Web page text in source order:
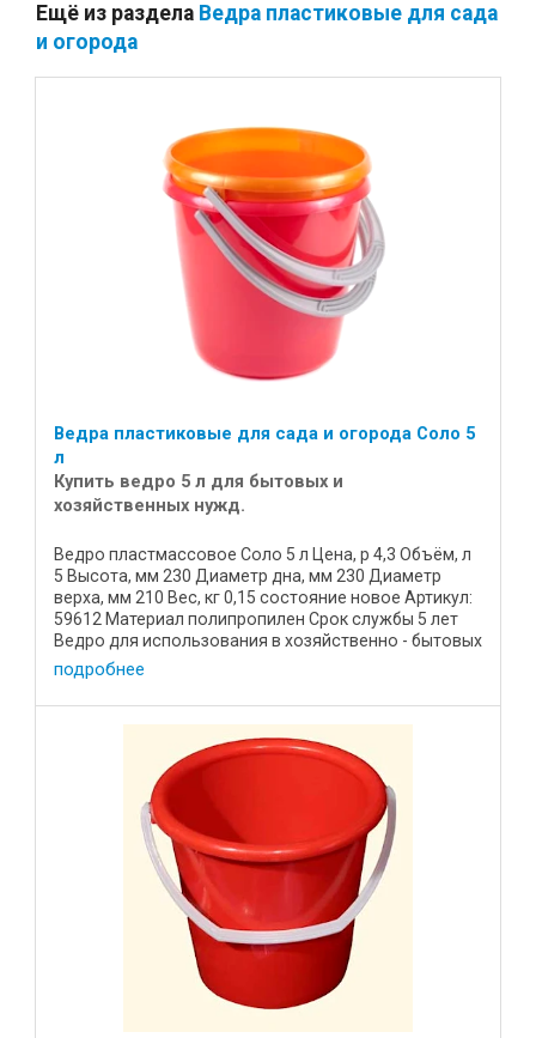
Ещё из раздела Ведра пластиковые для сада
и огорода
Ведра пластиковые для сада и огорода Соло 5
л
Купить ведро 5 л для бытовых и
хозяйственных нужд.
Ведро пластмассовое Соло 5 л Цена, р 4,3 Объём, л
5 Высота, мм 230 Диаметр дна, мм 230 Диаметр
верха, мм 210 Вес, кг 0,15 состояние новое Артикул:
59612 Материал полипропилен Срок службы 5 лет
Ведро для использования в хозяйственно - бытовых
целях. ...
подробнее